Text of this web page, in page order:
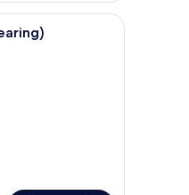
Hotelzimmer mit